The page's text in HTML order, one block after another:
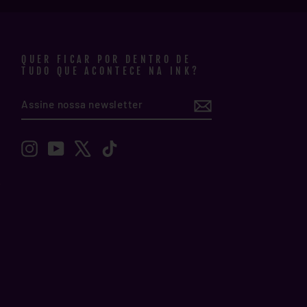
QUER FICAR POR DENTRO DE
TUDO QUE ACONTECE NA INK?
NOSSA
NEWSLETTER
InstagramYouTube